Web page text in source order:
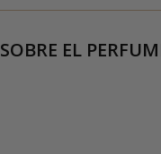
SOBRE EL